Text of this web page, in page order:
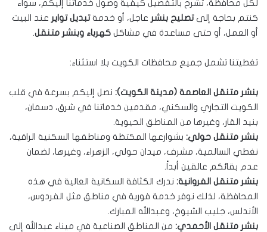
لكل محافظة، تشرح بالتفصيل كيفية وصول خدماتنا إليكم، سواء
كنتم بحاجة إلىتصليح بنشر عاجل، أو خدمةتبديل تواير عند البيت
أو العمل، أو حتى مساعدة في مشاكل كهرباء وبنشر متنقل.
تغطيتنا تشمل جميع محافظات الكويت بلا استثناء:
بنشر متنقل العاصمة (مدينة الكويت): نصل إليكم بسرعة في قلب
الكويت التجاري والسكني، مقدمين خدماتنا في شرق، دسمان،
بنيد القار، وغيرها من المناطق الحيوية.
بنشر متنقل حولي: بشوارعها المكتظة ومناطقها السكنية الراقية،
نغطي السالمية، مشرف، ميدان حولي، الزهراء، وغيرها، لضمان
عدم بقائكم عالقين أبداً.
بنشر متنقل الفروانية: ندرك الكثافة السكانية العالية في هذه
المحافظة، لذلك نوفر خدمة فورية في مناطق مثل الفردوس،
الأندلس، جليب الشيوخ، وعبدالله المبارك.
بنشر متنقل الأحمدي: من المناطق الصناعية في ميناء عبدالله إلى